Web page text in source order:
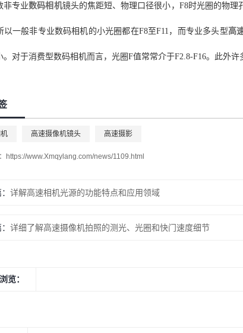
非专业数码相机镜头的焦距短、物理口径很小，F8时光圈的物
以一般非专业数码相机的小光圈都在F8至F11，而专业多头型高
。对于消费型数码相机而言，光圈F值常常介于F2.8-F16。此外许
高速摄像机镜头 高速摄影
https://www.Xmqylang.com/news/1109.html
详解高速相机光源的功能特点和应用领域
详细了解高速摄像机拍照的测光、光圈和快门速度细节
览：